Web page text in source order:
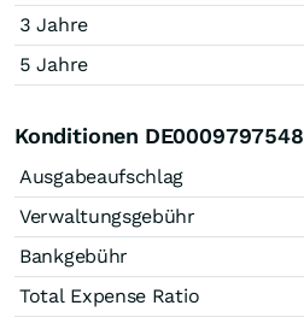
3 Jahre
5 Jahre
Konditionen DE0009797548
Ausgabeaufschlag
Verwaltungsgebühr
Bankgebühr
Total Expense Ratio